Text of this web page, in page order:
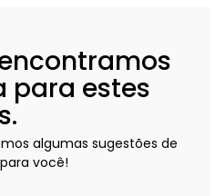
para estes
algumas sugestões de
você!